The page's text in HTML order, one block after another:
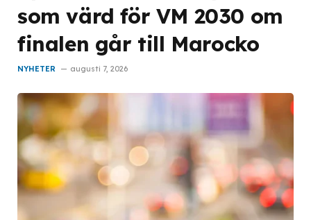
som värd för VM 2030 om
finalen går till Marocko
NYHETER augusti 7, 2026